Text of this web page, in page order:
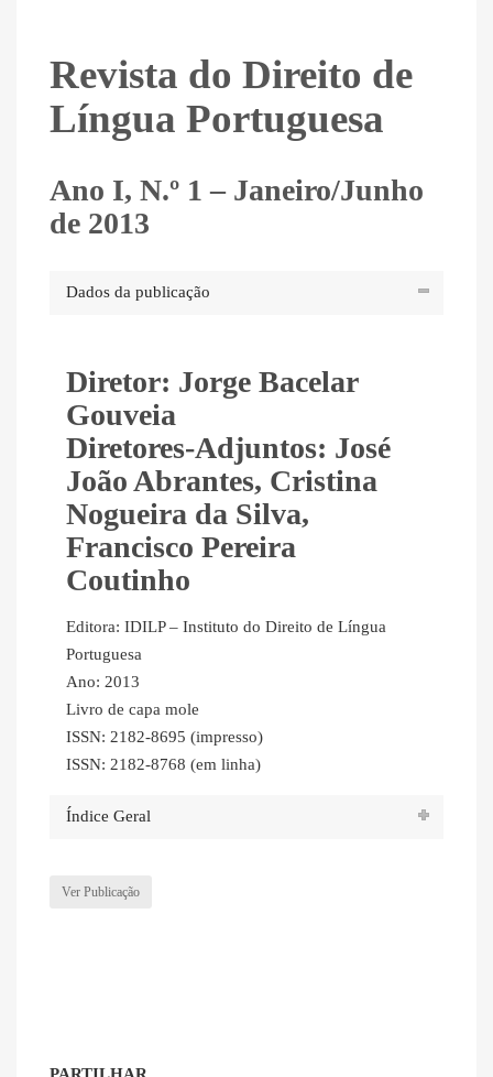
Revista do Direito de
Língua Portuguesa
Ano I, N.º 1 – Janeiro/Junho
de 2013
Dados da publicação
Diretor: Jorge Bacelar
Gouveia
Diretores-Adjuntos: José
João Abrantes, Cristina
Nogueira da Silva,
Francisco Pereira
Coutinho
Editora: IDILP – Instituto do Direito de Língua
Portuguesa
Ano: 2013
Livro de capa mole
ISSN: 2182-8695 (impresso)
ISSN: 2182-8768 (em linha)
Índice Geral
Ver Publicação
PARTILHAR